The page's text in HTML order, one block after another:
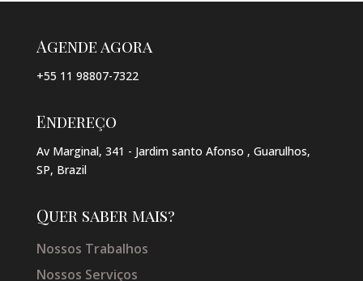
Agende agora
+55 11 98807-7322
Endereço
Av Marginal, 341 - Jardim santo Afonso , Guarulhos,
SP, Brazil
Quer saber mais?
Nossos Trabalhos
Nossos Serviços